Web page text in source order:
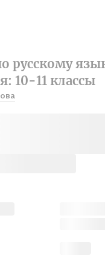
русскому
10-11 классы